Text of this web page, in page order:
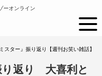
ーオンライン
スター』振り返り【週刊お笑い雑話】
り返り 大喜利と